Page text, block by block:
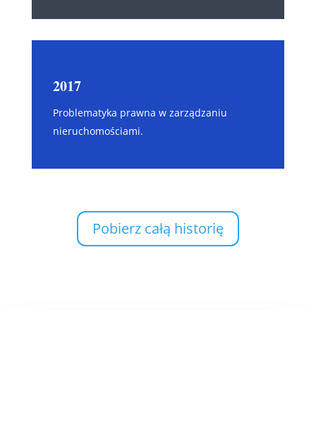
2017
Problematyka prawna w zarządzaniu
nieruchomościami.
Pobierz całą historię